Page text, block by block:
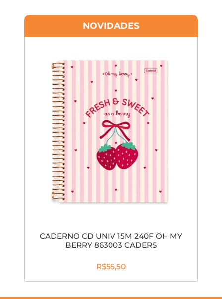
NOVIDADES
CADERNO CD UNIV 15M 240F OH MY
BERRY 863003 CADERS
R$55,50